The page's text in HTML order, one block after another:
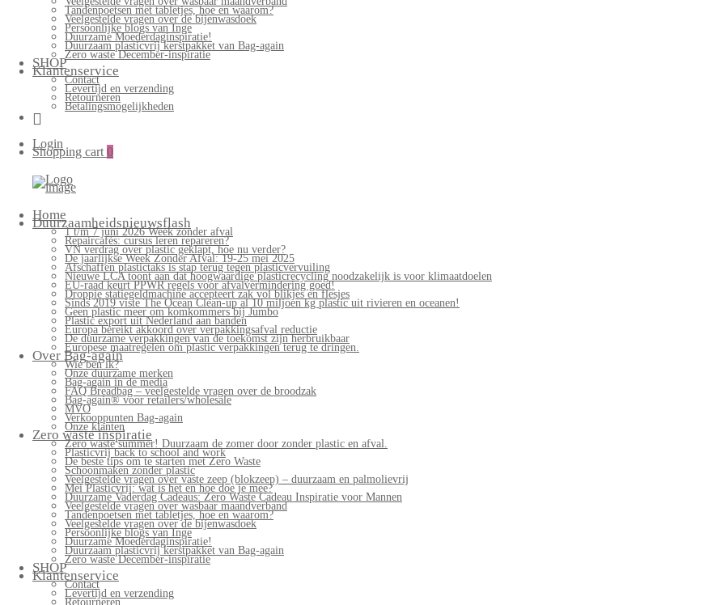
Tandenpoetsen met tabletjes, hoe en waarom?
Veelgestelde vragen over de bijenwasdoek
Persoonlijke blogs van Inge
Duurzame Moederdaginspiratie!
Duurzaam plasticvrij kerstpakket van Bag-again
Zero waste December-inspiratie
SHOP
Klantenservice
Contact
Levertijd en verzending
Retourneren
Betalingsmogelijkheden
Login
Shopping cart 0
Home
Duurzaamheidsnieuwsflash
1 t/m 7 juni 2026 Week zonder afval
Repaircafés: cursus leren repareren?
VN verdrag over plastic geklapt, hoe nu verder?
De jaarlijkse Week Zonder Afval: 19-25 mei 2025
Afschaffen plastictaks is stap terug tegen plasticvervuiling
Nieuwe LCA toont aan dat hoogwaardige plasticrecycling noodzakelijk is voor klimaatdoelen
EU-raad keurt PPWR regels voor afvalvermindering goed!
Droppie statiegeldmachine accepteert zak vol blikjes en flesjes
Sinds 2019 viste The Ocean Clean-up al 10 miljoen kg plastic uit rivieren en oceanen!
Geen plastic meer om komkommers bij Jumbo
Plastic export uit Nederland aan banden
Europa bereikt akkoord over verpakkingsafval reductie
De duurzame verpakkingen van de toekomst zijn herbruikbaar
Europese maatregelen om plastic verpakkingen terug te dringen.
Over Bag-again
Wie ben ik?
Onze duurzame merken
Bag-again in de media
FAQ Breadbag – veelgestelde vragen over de broodzak
Bag-again® voor retailers/wholesale
MVO
Verkooppunten Bag-again
Onze klanten
Zero waste inspiratie
Zero waste summer! Duurzaam de zomer door zonder plastic en afval.
Plasticvrij back to school and work
De beste tips om te starten met Zero Waste
Schoonmaken zonder plastic
Veelgestelde vragen over vaste zeep (blokzeep) – duurzaam en palmolievrij
Mei Plasticvrij: wat is het en hoe doe je mee?
Duurzame Vaderdag Cadeaus: Zero Waste Cadeau Inspiratie voor Mannen
Veelgestelde vragen over wasbaar maandverband
Tandenpoetsen met tabletjes, hoe en waarom?
Veelgestelde vragen over de bijenwasdoek
Persoonlijke blogs van Inge
Duurzame Moederdaginspiratie!
Duurzaam plasticvrij kerstpakket van Bag-again
Zero waste December-inspiratie
SHOP
Klantenservice
Contact
Levertijd en verzending
Retourneren